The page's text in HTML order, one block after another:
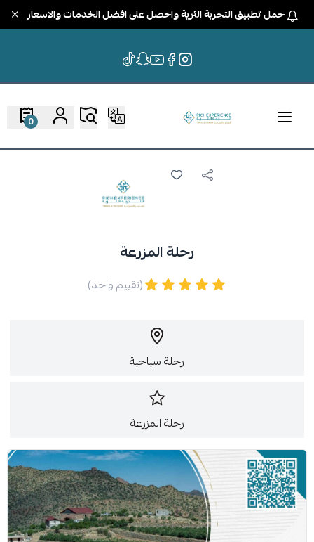
حمل تطبيق التجربة الثرية واحصل على افضل الخدمات والاسعار
0
رحلة المزرعة
(تقييم واحد)
رحلة سياحية
رحلة المزرعة